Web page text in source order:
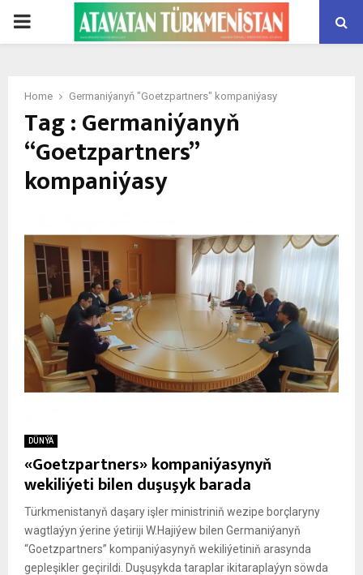
PRIMARY
Home Germaniýanyň "Goetzpartners" kompaniýasy
Tag : Germaniýanyň
“Goetzpartners”
kompaniýasy
DÜNÝÄ
«Goetzpartners» kompaniýasynyň
wekiliýeti bilen duşuşyk barada
Türkmenistanyň daşary işler ministriniň wezipe borçlaryny
wagtlaýyn ýerine ýetiriji W.Hajiýew bilen Germaniýanyň
“Goetzpartners” kompaniýasynyň wekiliýetiniň arasynda
gepleşikler geçirildi. Duşuşykda taraplar ikitaraplaýyn söwda